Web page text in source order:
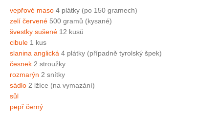
vepřové maso 4 plátky (po 150 gramech)
zelí červené 500 gramů (kysané)
švestky sušené 12 kusů
cibule 1 kus
slanina anglická 4 plátky (případně tyrolský špek)
česnek 2 stroužky
rozmarýn 2 snítky
sádlo 2 lžíce (na vymazání)
sůl
pepř černý